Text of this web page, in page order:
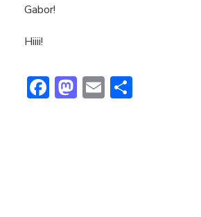
Gabor!
Hiiii!
F
ac
M
a
E
m